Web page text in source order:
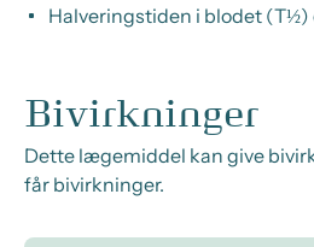
Halveringstiden i blodet (T½)
Bivirkninger
Dette lægemiddel kan give
får bivirkninger.